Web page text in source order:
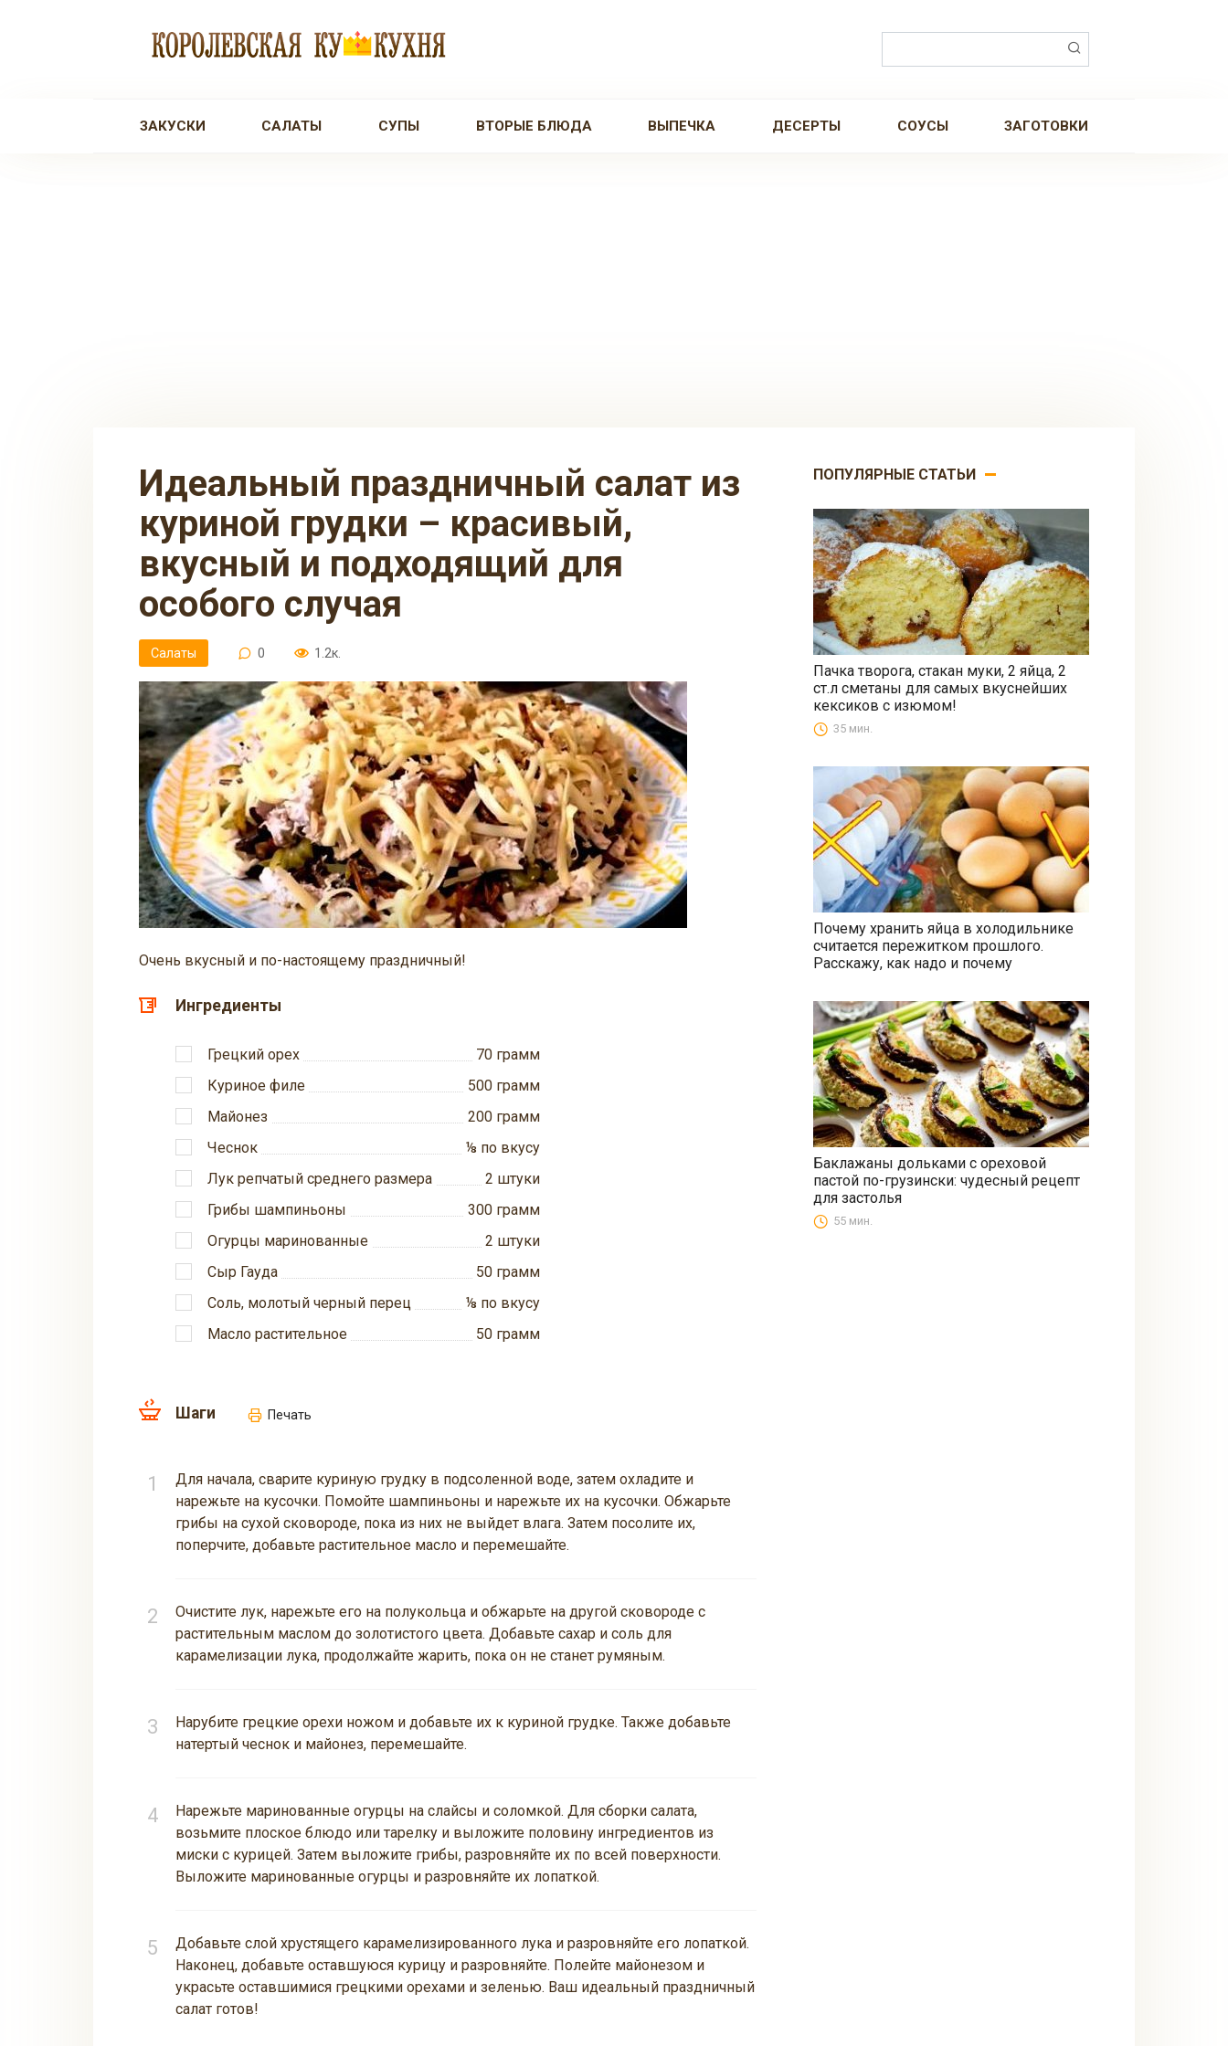
ЗАКУСКИ САЛАТЫ СУПЫ ВТОРЫЕ БЛЮДА ВЫПЕЧКА ДЕСЕРТЫ СОУСЫ ЗАГОТОВКИ
Идеальный праздничный салат из
куриной грудки – красивый,
вкусный и подходящий для
особого случая
Салаты 0 1.2к.
Очень вкусный и по-настоящему праздничный!
Ингредиенты
Грецкий орех 70 грамм
Куриное филе
500 грамм
Майонез
200 грамм
Чеснок
⅛ по вкусу
Лук репчатый среднего размера
2 штуки
Грибы шампиньоны
300 грамм
Огурцы маринованные
2 штуки
Сыр Гауда
50 грамм
Соль, молотый черный перец
⅛ по вкусу
Масло растительное
50 грамм
Шаги Печать
Для начала, сварите куриную грудку в подсоленной воде, затем охладите и
нарежьте на кусочки. Помойте шампиньоны и нарежьте их на кусочки. Обжарьте
грибы на сухой сковороде, пока из них не выйдет влага. Затем посолите их,
поперчите, добавьте растительное масло и перемешайте.
Очистите лук, нарежьте его на полукольца и обжарьте на другой сковороде с
растительным маслом до золотистого цвета. Добавьте сахар и соль для
карамелизации лука, продолжайте жарить, пока он не станет румяным.
Нарубите грецкие орехи ножом и добавьте их к куриной грудке. Также добавьте
натертый чеснок и майонез, перемешайте.
Нарежьте маринованные огурцы на слайсы и соломкой. Для сборки салата,
возьмите плоское блюдо или тарелку и выложите половину ингредиентов из
миски с курицей. Затем выложите грибы, разровняйте их по всей поверхности.
Выложите маринованные огурцы и разровняйте их лопаткой.
Добавьте слой хрустящего карамелизированного лука и разровняйте его лопаткой.
Наконец, добавьте оставшуюся курицу и разровняйте. Полейте майонезом и
украсьте оставшимися грецкими орехами и зеленью. Ваш идеальный праздничный
салат готов!
ПОПУЛЯРНЫЕ СТАТЬИ
Выпечка
Пачка творога, стакан муки, 2 яйца, 2
ст.л сметаны для самых вкуснейших
кексиков с изюмом!
35 мин.
Все
Почему хранить яйца в холодильнике
считается пережитком прошлого.
Расскажу, как надо и почему
Закуски
Баклажаны дольками с ореховой
пастой по-грузински: чудесный рецепт
для застолья
55 мин.